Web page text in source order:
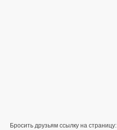
Бросить друзьям ссылку на страницу: